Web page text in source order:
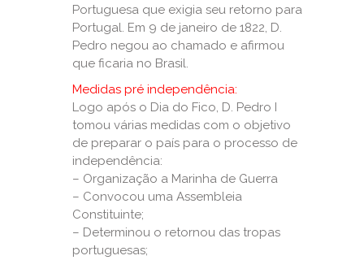
Portuguesa que exigia seu retorno para
Portugal. Em 9 de janeiro de 1822, D.
Pedro negou ao chamado e afirmou
que ficaria no Brasil.
Medidas pré independência:
Logo após o Dia do Fico, D. Pedro I
tomou várias medidas com o objetivo
de preparar o país para o processo de
independência:
– Organização a Marinha de Guerra
– Convocou uma Assembleia
Constituinte;
– Determinou o retornou das tropas
portuguesas;